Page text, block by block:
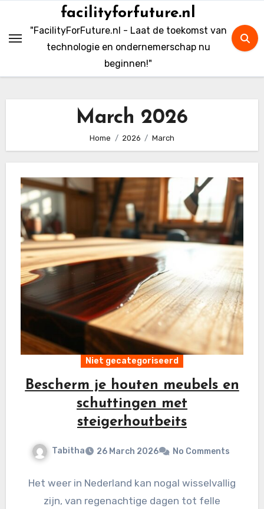
content
facilityforfuture.nl
"FacilityForFuture.nl - Laat de toekomst van
technologie en ondernemerschap nu
beginnen!"
March 2026
Home 2026 March
Niet gecategoriseerd
Bescherm je houten meubels en
schuttingen met
steigerhoutbeits
Tabitha 26 March 2026 No Comments
Het weer in Nederland kan nogal wisselvallig
zijn, van regenachtige dagen tot felle